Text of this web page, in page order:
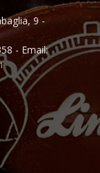
9 -
- Email: